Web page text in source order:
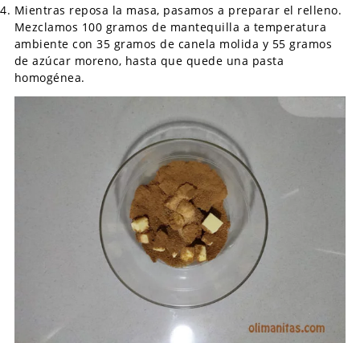
Mientras reposa la masa, pasamos a preparar el relleno.
Mezclamos 100 gramos de mantequilla a temperatura
ambiente con 35 gramos de canela molida y 55 gramos
de azúcar moreno, hasta que quede una pasta
homogénea.